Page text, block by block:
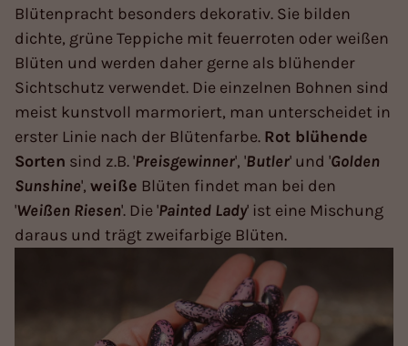
Blütenpracht besonders dekorativ. Sie bilden
dichte, grüne Teppiche mit feuerroten oder weißen
Blüten und werden daher gerne als blühender
Sichtschutz verwendet. Die einzelnen Bohnen sind
meist kunstvoll marmoriert, man unterscheidet in
erster Linie nach der Blütenfarbe. Rot blühende
Sorten sind z.B. 'Preisgewinner', 'Butler' und 'Golden
Sunshine', weiße Blüten findet man bei den
'Weißen Riesen'. Die 'Painted Lady' ist eine Mischung
daraus und trägt zweifarbige Blüten.